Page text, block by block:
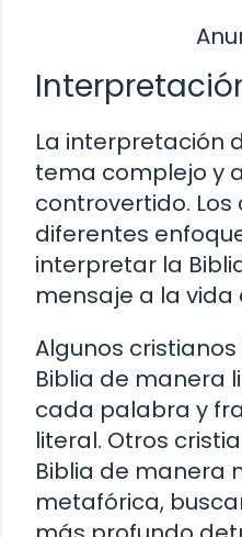
La interpretación
tema complejo y
controvertido.
diferentes
interpretar la
mensaje a la vida
Algunos
Biblia de manera
cada palabra y
literal. Otros
Biblia de manera
metafórica,